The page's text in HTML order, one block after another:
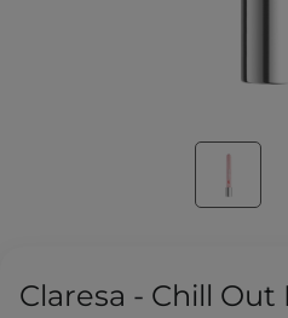
Claresa - Chill Out